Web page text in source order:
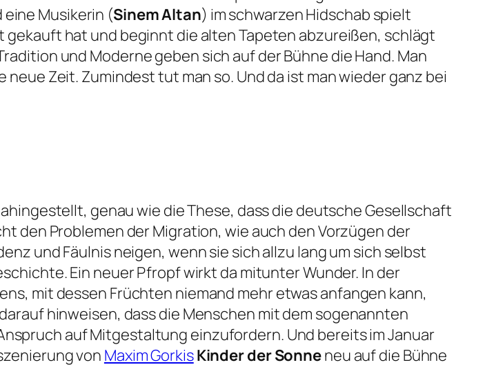
Musikerin (Sinem Altan) im schwarzen Hidschab spielt
gekauft hat und beginnt die alten Tapeten abzureißen, schlägt
und Moderne geben sich auf der Bühne die Hand. Man
Zeit. Zumindest tut man so. Und da ist man wieder ganz bei
genau wie die These, dass die deutsche Gesellschaft
den Problemen der Migration, wie auch den Vorzügen der
und Fäulnis neigen, wenn sie sich allzu lang um sich selbst
Ein neuer Pfropf wirkt da mitunter Wunder. In der
mit dessen Früchten niemand mehr etwas anfangen kann,
hinweisen, dass die Menschen mit dem sogenannten
auf Mitgestaltung einzufordern. Und bereits im Januar
von Maxim GorkisKinder der Sonneneu auf die Bühne